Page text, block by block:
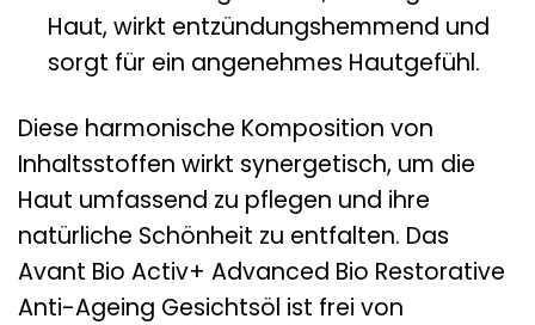
Haut, wirkt entzündungshemmend und
sorgt für ein angenehmes Hautgefühl.
Diese harmonische Komposition von
Inhaltsstoffen wirkt synergetisch, um die
Haut umfassend zu pflegen und ihre
natürliche Schönheit zu entfalten. Das
Avant Bio Activ+ Advanced Bio Restorative
Anti-Ageing Gesichtsöl ist frei von